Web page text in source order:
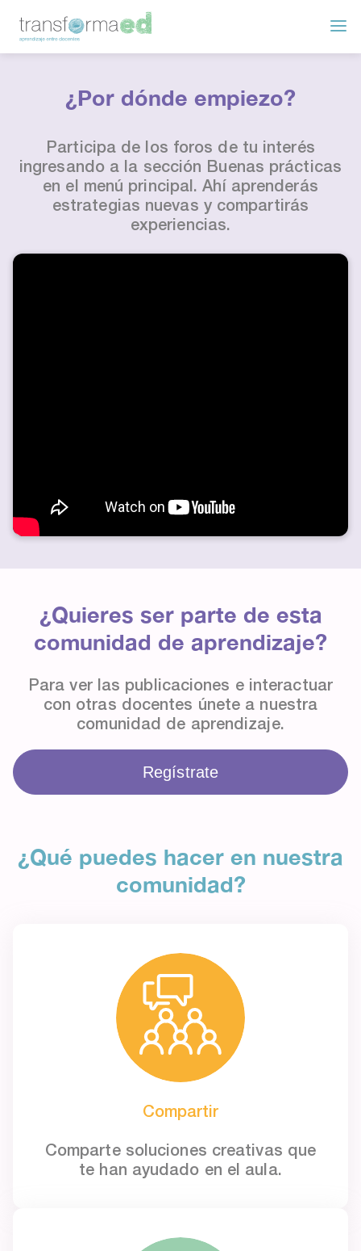
¿Por dónde empiezo?
Participa de los foros de tu interés
ingresando a la sección Buenas prácticas
en el menú principal. Ahí aprenderás
estrategias nuevas y compartirás
experiencias.
¿Quieres ser parte de esta
comunidad de aprendizaje?
Para ver las publicaciones e interactuar
con otras docentes únete a nuestra
comunidad de aprendizaje.
Regístrate
¿Qué puedes hacer en nuestra
comunidad?
Compartir
Comparte soluciones creativas que
te han ayudado en el aula.